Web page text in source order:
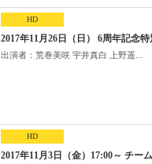
HD
2017年11月26日（日） 6周年記念
出演者：荒巻美咲 宇井真白 上野遥...
HD
2017年11月3日（金）17:00～ チー